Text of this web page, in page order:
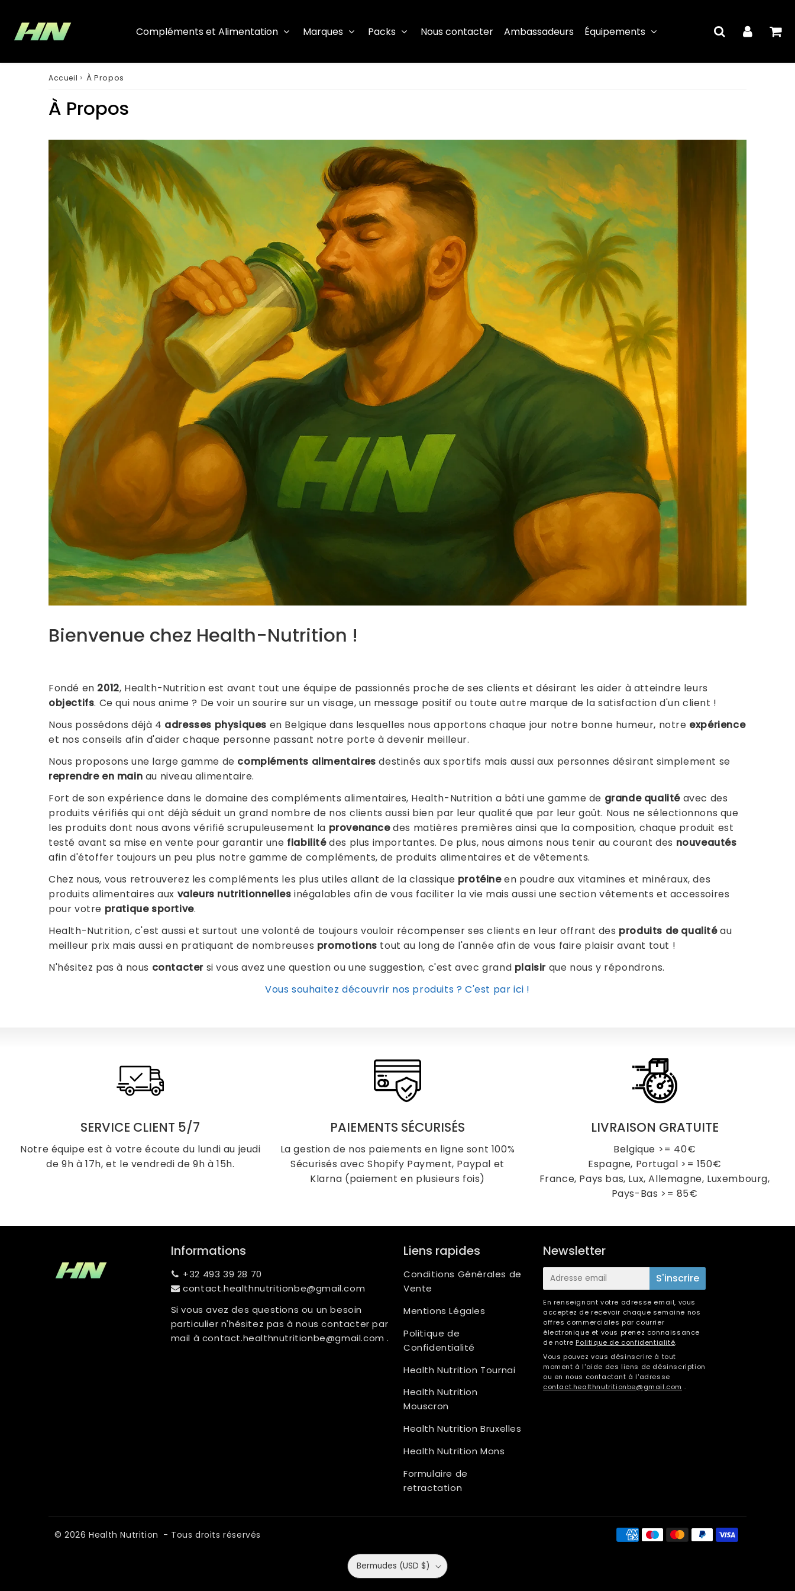
Compléments et Alimentation Marques Packs Nous contacter Ambassadeurs Équipements
Accueil › À Propos
À Propos
Bienvenue chez Health-Nutrition !
Fondé en 2012, Health-Nutrition est avant tout une équipe de passionnés proche de ses clients et désirant les aider à atteindre leurs
objectifs. Ce qui nous anime ? De voir un sourire sur un visage, un message positif ou toute autre marque de la satisfaction d'un client !
Nous possédons déjà 4 adresses physiques en Belgique dans lesquelles nous apportons chaque jour notre bonne humeur, notre expérience
et nos conseils afin d'aider chaque personne passant notre porte à devenir meilleur.
Nous proposons une large gamme de compléments alimentaires destinés aux sportifs mais aussi aux personnes désirant simplement se
reprendre en main au niveau alimentaire.
Fort de son expérience dans le domaine des compléments alimentaires, Health-Nutrition a bâti une gamme de grande qualité avec des
produits vérifiés qui ont déjà séduit un grand nombre de nos clients aussi bien par leur qualité que par leur goût. Nous ne sélectionnons que
les produits dont nous avons vérifié scrupuleusement la provenancedes matières premières ainsi que la composition, chaque produit est
testé avant sa mise en vente pour garantir une fiabilitédes plus importantes. De plus, nous aimons nous tenir au courant des nouveautés
afin d'étoffer toujours un peu plus notre gamme de compléments, de produits alimentaires et de vêtements.
Chez nous, vous retrouverez les compléments les plus utiles allant de la classique protéineen poudre aux vitamines et minéraux, des
produits alimentaires aux valeurs nutritionnelles inégalables afin de vous faciliter la vie mais aussi une section vêtements et accessoires
pour votre pratique sportive.
Health-Nutrition, c'est aussi et surtout une volonté de toujours vouloir récompenser ses clients en leur offrant des produits de qualitéau
meilleur prix mais aussi en pratiquant de nombreuses promotions tout au long de l'année afin de vous faire plaisir avant tout !
N'hésitez pas à nous contacter si vous avez une question ou une suggestion, c'est avec grand plaisir que nous y répondrons.
Vous souhaitez découvrir nos produits ? C'est par ici !
SERVICE CLIENT 5/7
Notre équipe est à votre écoute du lundi au jeudi
de 9h à 17h, et le vendredi de 9h à 15h.
PAIEMENTS SÉCURISÉS
La gestion de nos paiements en ligne sont 100%
Sécurisés avec Shopify Payment, Paypal et
Klarna (paiement en plusieurs fois)
LIVRAISON GRATUITE
Belgique >= 40€
Espagne, Portugal >= 150€
France, Pays bas, Lux, Allemagne, Luxembourg,
Pays-Bas >= 85€
Informations
+32 493 39 28 70
contact.healthnutritionbe@gmail.com
Si vous avez des questions ou un besoin
particulier n'hésitez pas à nous contacter par
mail à contact.healthnutritionbe@gmail.com .
Liens rapides
Conditions Générales de
Vente
Mentions Légales
Politique de
Confidentialité
Health Nutrition Tournai
Health Nutrition
Mouscron
Health Nutrition Bruxelles
Health Nutrition Mons
Formulaire de
retractation
Newsletter
E-
mail
S'inscrire
En renseignant votre adresse email, vous
acceptez de recevoir chaque semaine nos
offres commerciales par courrier
électronique et vous prenez connaissance
de notre Politique de confidentialité.
Vous pouvez vous désinscrire à tout
moment à l'aide des liens de désinscription
ou en nous contactant à l'adresse
contact.healthnutritionbe@gmail.com .
© 2026Health Nutrition - Tous droits réservés
Bermudes (USD $)